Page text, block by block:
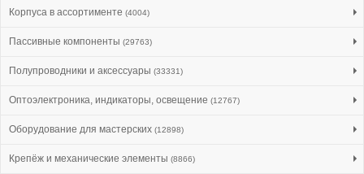
Корпуса в ассортименте (4004)
Пассивные компоненты (29763)
Полупроводники и аксессуары (33331)
Оптоэлектроника, индикаторы, освещение (12767)
Оборудование для мастерских (12898)
Крепёж и механические элементы (8866)